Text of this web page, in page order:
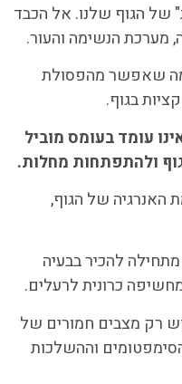
של הגוף שלנו. אל הכבד
מערכת הנשימה והעור.
שאפשר מהפסולת
עומד בעומס מוביל
ולהתפתחות מחלות.
האנרגיה של הגוף,
להכיר בבעיה
כרונית לרעלים.
רק מצבים חמורים של
וההשלכות